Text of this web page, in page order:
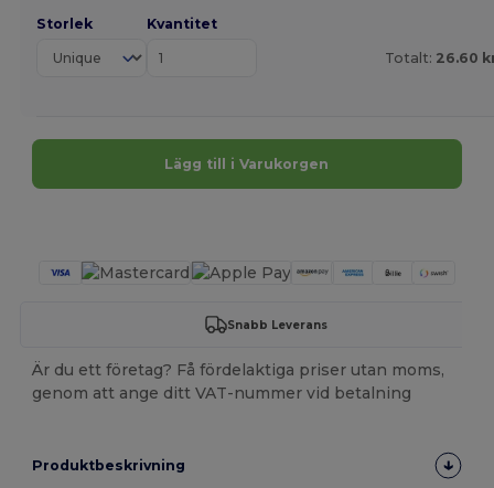
Storlek Kvantitet
Totalt: 26.60
Lägg till i Varukorgen
Snabb Leverans
Är du ett företag? Få fördelaktiga priser utan moms,
genom att ange ditt VAT-nummer vid betalning
Produktbeskrivning